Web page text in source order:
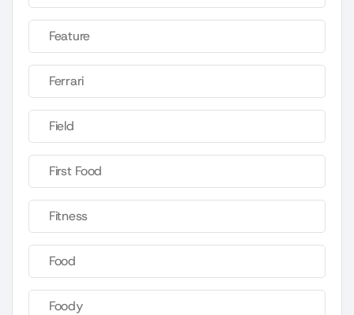
Feature
Ferrari
Field
First Food
Fitness
Food
Foody